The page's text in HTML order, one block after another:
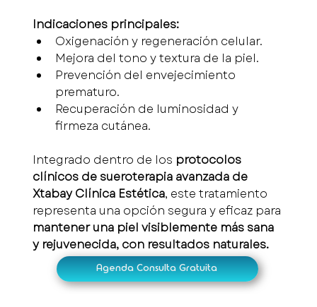
Indicaciones principales:
Oxigenación y regeneración celular.
Mejora del tono y textura de la piel.
Prevención del envejecimiento
prematuro.
Recuperación de luminosidad y
firmeza cutánea.
Integrado dentro de los protocolos
clínicos de sueroterapia avanzada de
Xtabay Clínica Estética, este tratamiento
representa una opción segura y eficaz para
mantener una piel visiblemente más sana
y rejuvenecida, con resultados naturales.
Agenda Consulta Gratuita